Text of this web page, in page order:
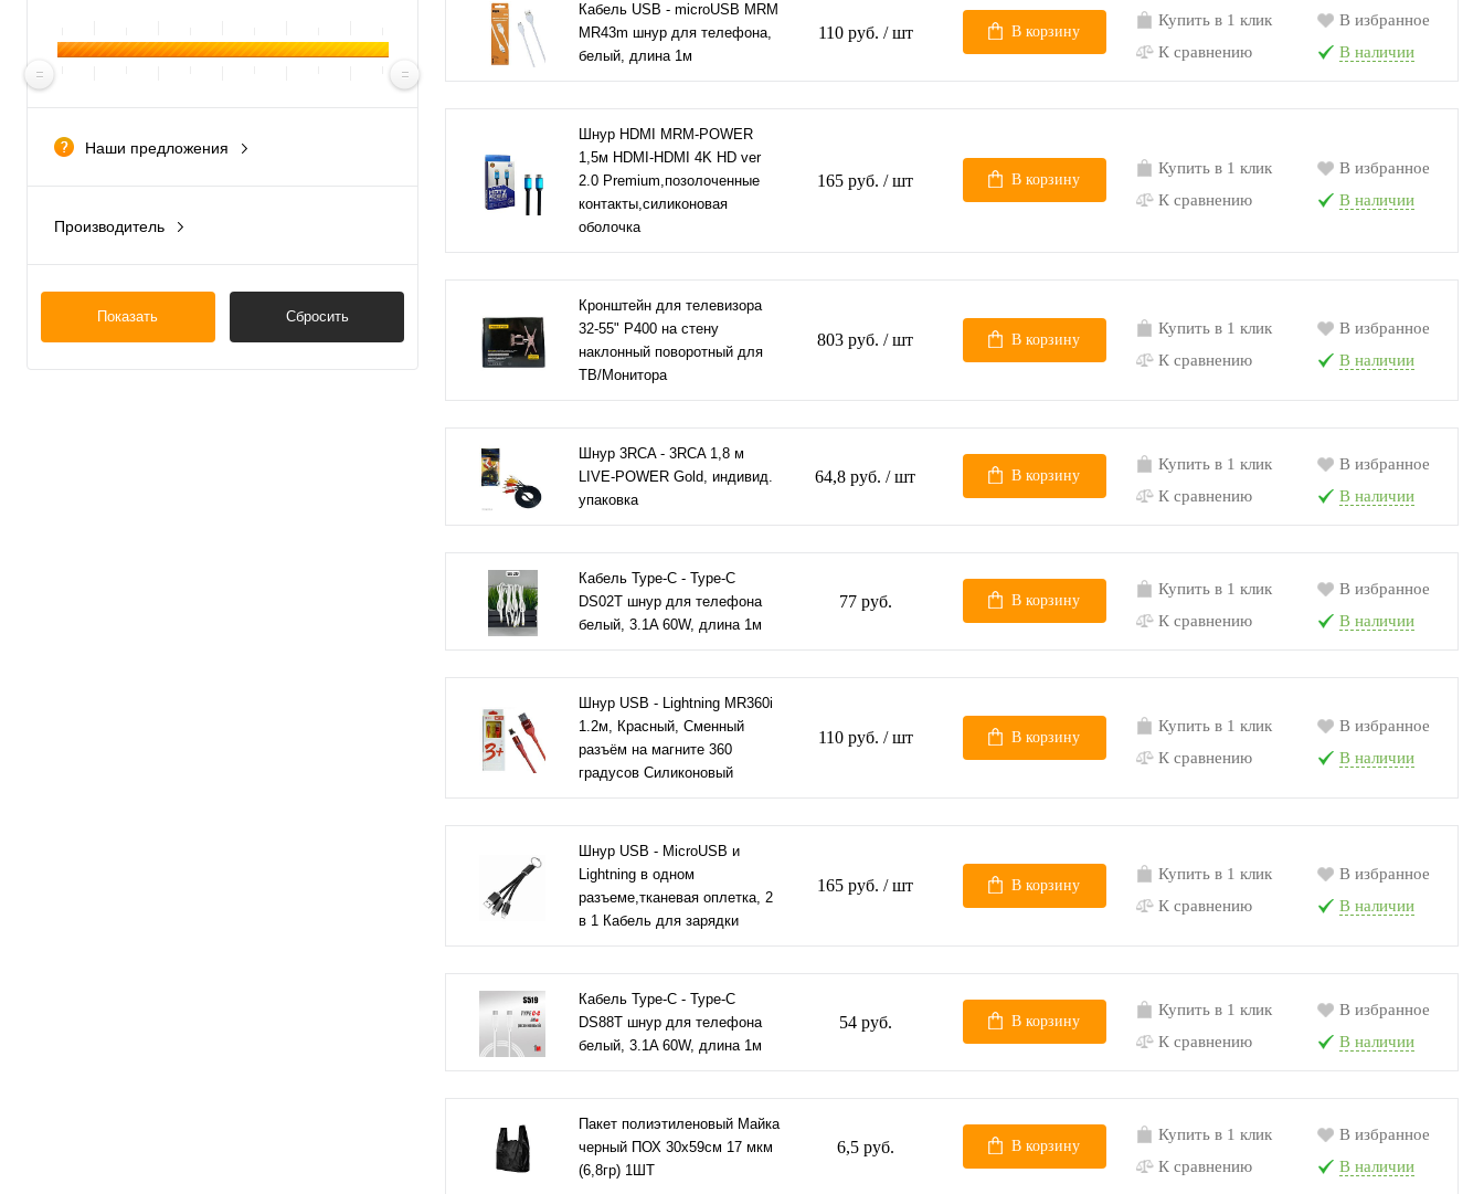
Наши предложения
Производитель
Китай
Показать Сбросить
Кабель USB - microUSB MRM
MR43m шнур для телефона,
белый, длина 1м
110 руб. / шт В корзину
Купить в 1 клик
К сравнению
В избранное
В наличии
Шнур HDMI MRM-POWER
1,5м HDMI-HDMI 4K HD ver
2.0 Premium,позолоченные
контакты,силиконовая
оболочка
165 руб. / шт В корзину
Купить в 1 клик
К сравнению
В избранное
В наличии
Кронштейн для телевизора
32-55" P400 на стену
наклонный поворотный для
ТВ/Монитора
803 руб. / шт В корзину
Купить в 1 клик
К сравнению
В избранное
В наличии
Шнур 3RCA - 3RCA 1,8 м
LIVE-POWER Gold, индивид.
упаковка
64,8 руб. / шт В корзину
Купить в 1 клик
К сравнению
В избранное
В наличии
Кабель Type-C - Type-C
DS02T шнур для телефона
белый, 3.1A 60W, длина 1м
77 руб. В корзину
Купить в 1 клик
К сравнению
В избранное
В наличии
Шнур USB - Lightning MR360i
1.2м, Красный, Сменный
разъём на магните 360
градусов Силиконовый
110 руб. / шт В корзину
Купить в 1 клик
К сравнению
В избранное
В наличии
Шнур USB - MicroUSB и
Lightning в одном
разъеме,тканевая оплетка, 2
в 1 Кабель для зарядки
165 руб. / шт В корзину
Купить в 1 клик
К сравнению
В избранное
В наличии
Кабель Type-C - Type-C
DS88T шнур для телефона
белый, 3.1A 60W, длина 1м
54 руб. В корзину
Купить в 1 клик
К сравнению
В избранное
В наличии
Пакет полиэтиленовый Майка
черный ПОХ 30х59см 17 мкм
(6,8гр) 1ШТ
6,5 руб. В корзину
Купить в 1 клик
К сравнению
В избранное
В наличии